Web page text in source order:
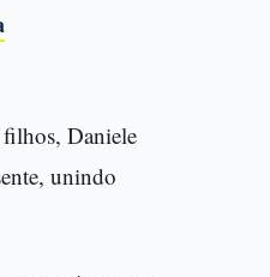
Daniele
unindo